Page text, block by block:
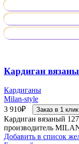
Кардиган
Кардиганы
Milan-style
3 910₽ Заказ в 1 клик
Кардиган вязаный
производитель
Добавить в список